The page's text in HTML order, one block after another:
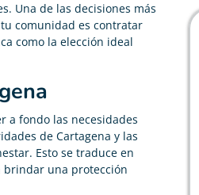
Una de las decisiones más
comunidad es contratar
como la elección ideal
a fondo las necesidades
de Cartagena y las
Esto se traduce en
brindar una protección